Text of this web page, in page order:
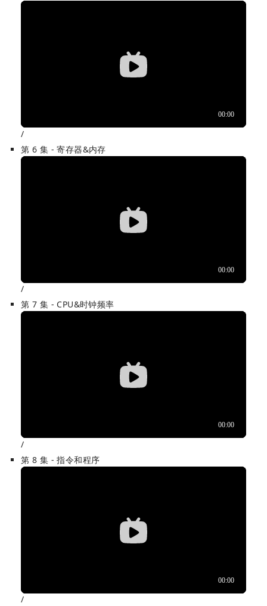
/
第 6 集 - 寄存器&内存
/
第 7 集 - CPU&时钟频率
/
第 8 集 - 指令和程序
/